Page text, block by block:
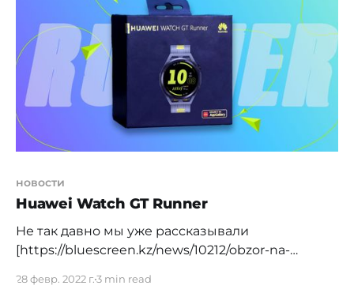
новости
Huawei Watch GT Runner
Не так давно мы уже рассказывали
[https://bluescreen.kz/news/10212/obzor-na-
Huawei Watch GT 3. Сегодня в нашем обзоре
28 февр. 2022 г.3 min read